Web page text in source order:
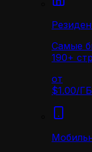
Самые
190+
от
$1.00/ГБ